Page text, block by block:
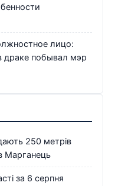
лицо:
побывал мэр
250 метрів
Марганець
за 6 серпня